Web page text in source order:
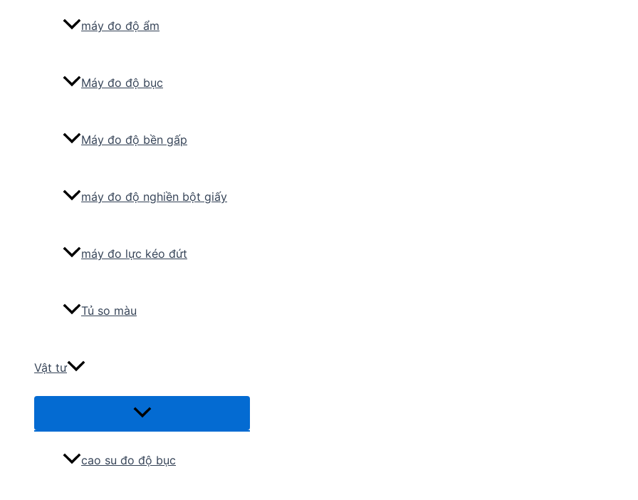
máy đo độ ẩm
Máy đo độ bục
Máy đo độ bền gấp
máy đo độ nghiền bột giấy
máy đo lực kéo đứt
Tủ so màu
Vật tư
Menu
cao su đo độ bục